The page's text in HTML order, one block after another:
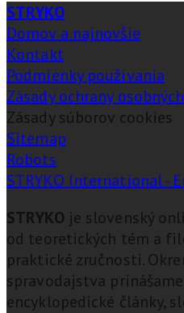
STRYKO
Domov a najnovšie
Kontakt
Podmienky používania
Zásady ochrany
Zásady súborov cookies
Sitemap
Robots
STRYKO International -
STRYKO je slovenský
od teoretických tém a
praktické zručnosti.
spravodajstva
encyklopedické články,